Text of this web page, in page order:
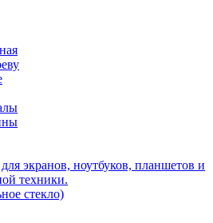
экранов, ноутбуков, планшетов и
техники.
стекло)